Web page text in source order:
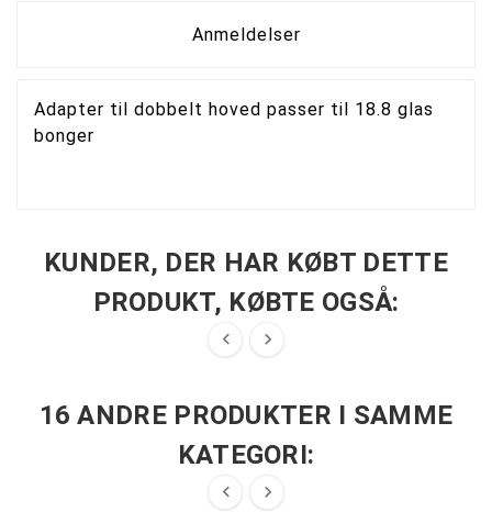
Anmeldelser
Adapter til dobbelt hoved passer til 18.8 glas
bonger
KUNDER, DER HAR KØBT DETTE
PRODUKT, KØBTE OGSÅ:
 
16 ANDRE PRODUKTER I SAMME
KATEGORI:
 